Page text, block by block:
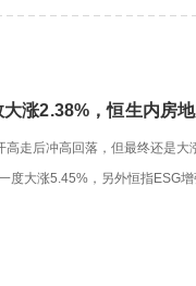
涨2.38%，恒生内房
走后冲高回落，但最终还是
度大涨5.45%，另外恒指ESG
数高开高走后全天维持在高
涨7.17%、绿城中国上涨